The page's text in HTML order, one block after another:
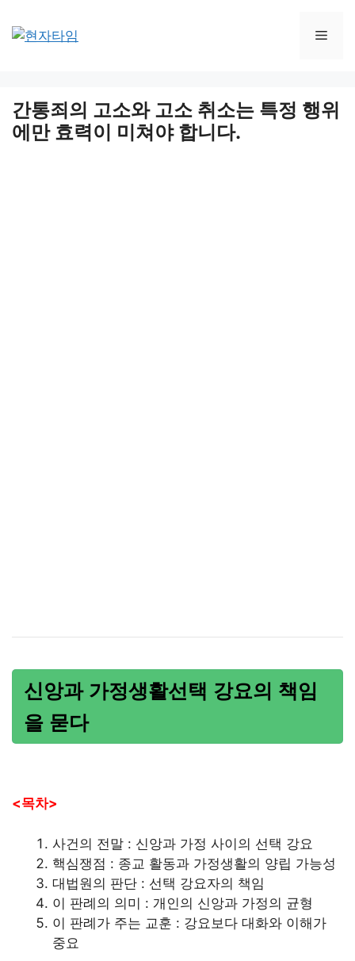
간통죄의 고소와 고소 취소는 특정 행위
에만 효력이 미쳐야 합니다.
신앙과 가정생활선택 강요의 책임
을 묻다
<목차>
사건의 전말 : 신앙과 가정 사이의 선택 강요
핵심쟁점 : 종교 활동과 가정생활의 양립 가능성
대법원의 판단 : 선택 강요자의 책임
이 판례의 의미 : 개인의 신앙과 가정의 균형
이 판례가 주는 교훈 : 강요보다 대화와 이해가
중요